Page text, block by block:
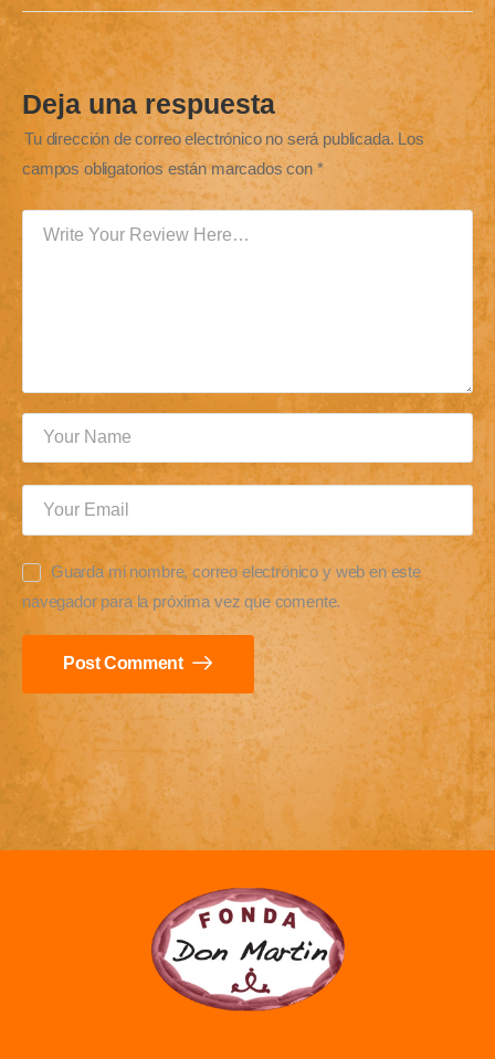
Deja una respuesta
Tu dirección de correo electrónico no será publicada. Los
campos obligatorios están marcados con *
Guarda mi nombre, correo electrónico y web en este
navegador para la próxima vez que comente.
Post Comment